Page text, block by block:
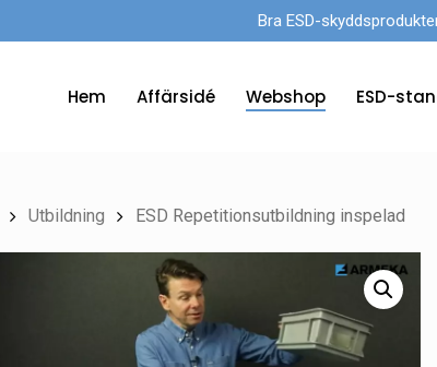
Bra ESD-
Hem Affärsidé Webshop ESD-
Utbildning ESD Repetitionsutbildning inspelad